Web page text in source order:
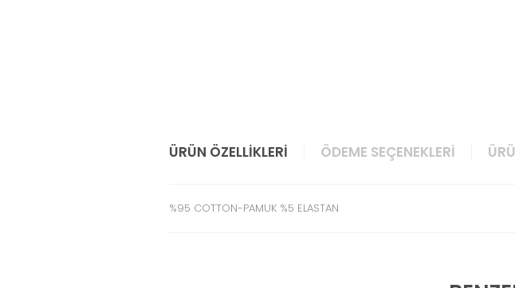
ÜRÜN ÖZELLIKLERI ÖDEME SEÇENEKLERI
%95 COTTON-PAMUK %5 ELASTAN